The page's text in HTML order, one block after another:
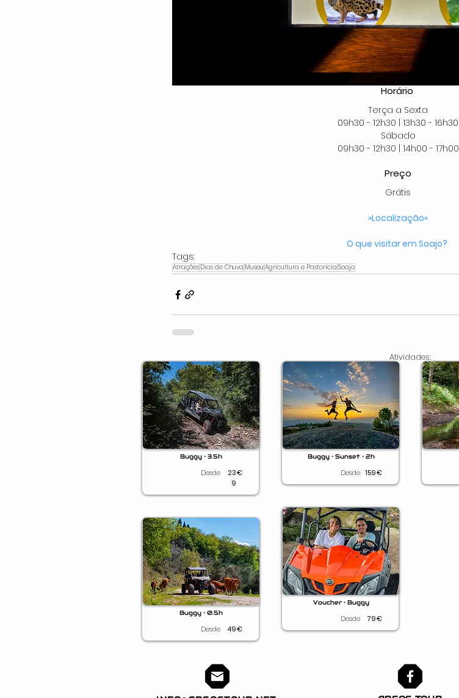
Horário
Terça a Sexta
09h30 - 12h30 | 13h30 - 16h30
Sábado
09h30 - 12h30 | 14h00 - 17h00
Preço
Grátis
»Localização«
O que visitar em Soajo?
Tags:
Atrações Dias de Chuva Museu Agricultura e Pastorícia Soajo
Atividades:
Buggy • 3.5h
Desde
23
9
€
Buggy • 0.5h
Desde 49€
Buggy • Sunset • 2h
Desde 159€
Voucher • Buggy
Desde 79€